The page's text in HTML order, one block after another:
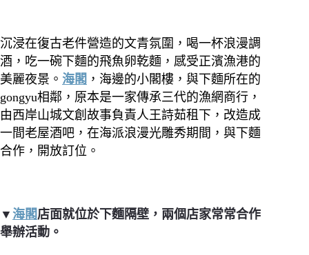
沉浸在復古老件營造的文青氛圍，喝一杯浪漫調
酒，吃一碗下麵的飛魚卵乾麵，感受正濱漁港的
美麗夜景。 海閣 ，海邊的小閣樓，與下麵所在的
gongyu相鄰，原本是一家傳承三代的漁網商行，
由西岸山城文創故事負責人王詩茹租下，改造成
一間老屋酒吧，在海派浪漫光雕秀期間，與下麵
合作，開放訂位。
▼ 海閣店面就位於下麵隔壁，兩個店家常常合作
舉辦活動。